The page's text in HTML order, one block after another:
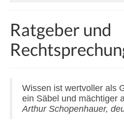
Aktuelles
Leistungen
Kontakt
Ratgeber und
Wissen ist wertvoller als
ein Säbel und mächtiger
Arthur Schopenhauer,